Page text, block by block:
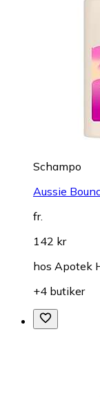
Schampo
Aussie
fr.
142 kr
hos Apotek
+4 butiker